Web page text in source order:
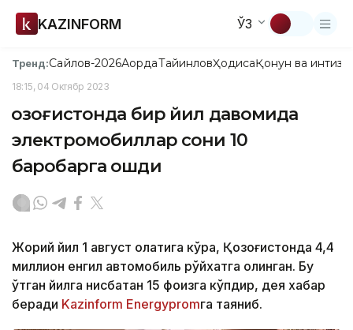
KAZINFORM ЎЗ
Тренд:Сайлов-2026АқордаТайинловҲодисаҚонун ва
18:15, 04 Октябр 2023
Қозоғистонда бир йил давомида
электромобиллар сони 10
баробарга ошди
Жорий йил 1 август ҳолатига кўра, Қозоғистонда 4,4
миллион енгил автомобиль рўйхатга олинган. Бу
ўтган йилга нисбатан 15 фоизга кўпдир, дея хабар
беради Kazinform Energypromга таяниб.